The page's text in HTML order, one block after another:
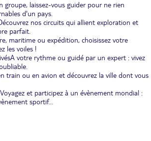
groupe, laissez-vous guider pour ne rien
d'un pays.
nos circuits qui allient exploration et
parfait.
maritime ou expédition, choisissez votre
les voiles !
A votre rythme ou guidé par un expert : vivez
train ou en avion et découvrez la ville dont vous
Voyagez et participez à un évènement mondial :
sportif...